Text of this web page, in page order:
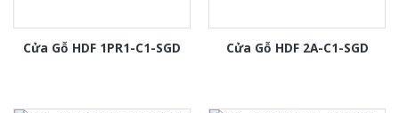
Cửa Gỗ HDF 1PR1-C1-SGD Cửa Gỗ HDF 2A-C1-SGD